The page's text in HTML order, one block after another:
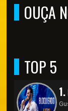
OUÇA
TOP 5
1.